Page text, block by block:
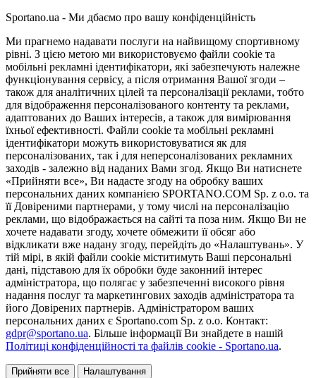
Sportano.ua - Ми дбаємо про вашу конфіденційність
Ми прагнемо надавати послуги на найвищому спортивному
рівні. З цією метою ми використовуємо файли cookie та
мобільні рекламні ідентифікатори, які забезпечують належне
функціонування сервісу, а після отримання Вашої згоди –
також для аналітичних цілей та персоналізації реклами, тобто
для відображення персоналізованого контенту та реклами,
адаптованих до Ваших інтересів, а також для вимірювання
їхньої ефективності. Файли cookie та мобільні рекламні
ідентифікатори можуть використовуватися як для
персоналізованих, так і для неперсоналізованих рекламних
заходів - залежно від наданих Вами згод. Якщо Ви натиснете
«Прийняти все», Ви надасте згоду на обробку ваших
персональних даних компанією SPORTANO.COM Sp. z o.o. та
її Довіреними партнерами, у тому числі на персоналізацію
реклами, що відображається на сайті та поза ним. Якщо Ви не
хочете надавати згоду, хочете обмежити її обсяг або
відкликати вже надану згоду, перейдіть до «Налаштувань». У
тій мірі, в якій файли cookie міститимуть Ваші персональні
дані, підставою для їх обробки буде законний інтерес
адміністратора, що полягає у забезпеченні високого рівня
надання послуг та маркетингових заходів адміністратора та
його Довірених партнерів. Адміністратором ваших
персональних даних є Sportano.com Sp. z o.o. Контакт:
gdpr@sportano.ua. Більше інформації Ви знайдете в нашій
Політиці конфіденційності та файлів cookie - Sportano.ua.
Прийняти все Налаштування